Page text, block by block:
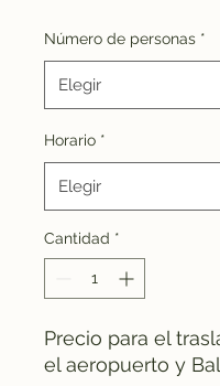
Número de personas *
Horario *
Cantidad *
Precio para el
el aeropuerto y